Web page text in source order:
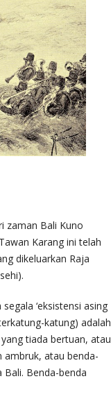
zaman Bali Kuno
Karang ini telah
dikeluarkan Raja
‘eksistensi asing
katung) adalah
tiada bertuan, atau
ambruk, atau benda-
Benda-benda